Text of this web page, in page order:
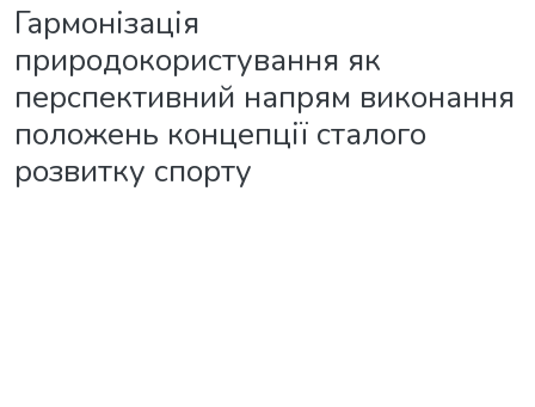
Гармонізація
природокористування як
перспективний напрям виконання
положень концепції сталого
розвитку спорту